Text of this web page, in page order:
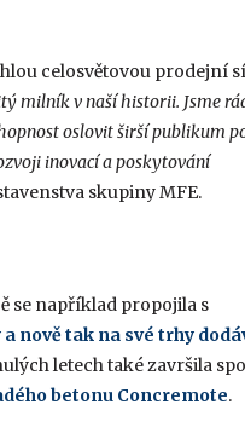
celosvětovou prodejní
milník v naší historii. Jsme
oslovit širší publikum
inovací a poskytování
skupiny MFE.
se například propojila s
nově tak na své trhy
letech také završila
betonu Concremote.